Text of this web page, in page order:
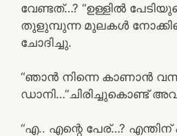
വേണ്ടത്…? “ഉള്ളിൽ
തുളുമ്പുന്ന മുലകൾ
ചോദിച്ചു.
“ഞാൻ നിന്നെ കാണാൻ
ഡാനി…”ചിരിച്ചുകൊണ്ട്
“എ.. എന്റെ പേര്…?